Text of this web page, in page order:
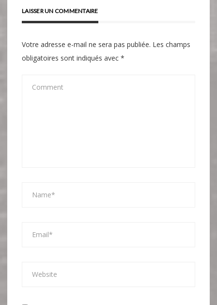
LAISSER UN COMMENTAIRE
Votre adresse e-mail ne sera pas publiée. Les champs
obligatoires sont indiqués avec *